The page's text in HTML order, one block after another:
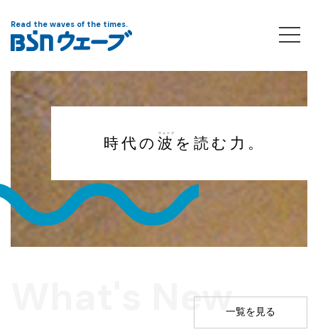
Read the waves of the times.
時代の 波
ウェーブ
を読む力。
What's New一覧を見る